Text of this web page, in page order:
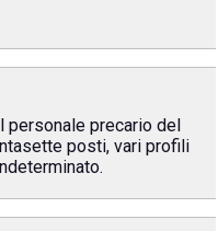
personale precario del
posti, vari profili